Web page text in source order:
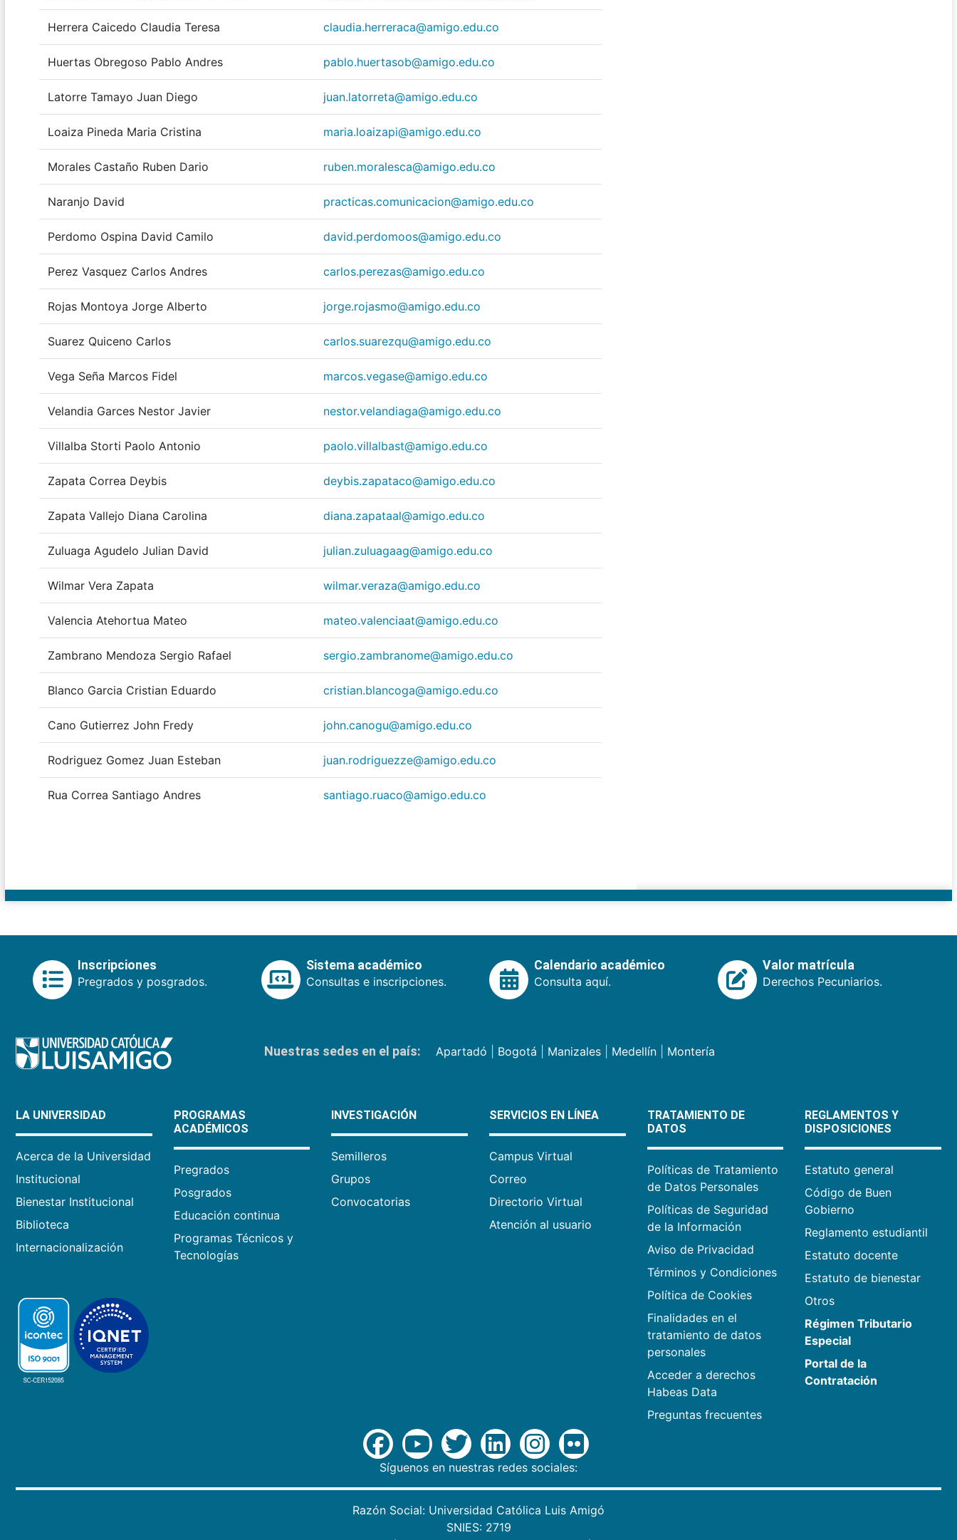
Herrera Caicedo Claudia Teresa claudia.herreraca@amigo.edu.co
Huertas Obregoso Pablo Andres pablo.huertasob@amigo.edu.co
Latorre Tamayo Juan Diego juan.latorreta@amigo.edu.co
Loaiza Pineda Maria Cristina maria.loaizapi@amigo.edu.co
Morales Castaño Ruben Dario ruben.moralesca@amigo.edu.co
Naranjo David practicas.comunicacion@amigo.edu.co
Perdomo Ospina David Camilo david.perdomoos@amigo.edu.co
Perez Vasquez Carlos Andres carlos.perezas@amigo.edu.co
Rojas Montoya Jorge Alberto jorge.rojasmo@amigo.edu.co
Suarez Quiceno Carlos carlos.suarezqu@amigo.edu.co
Vega Seña Marcos Fidel marcos.vegase@amigo.edu.co
Velandia Garces Nestor Javier nestor.velandiaga@amigo.edu.co
Villalba Storti Paolo Antonio paolo.villalbast@amigo.edu.co
Zapata Correa Deybis deybis.zapataco@amigo.edu.co
Zapata Vallejo Diana Carolina diana.zapataal@amigo.edu.co
Zuluaga Agudelo Julian David julian.zuluagaag@amigo.edu.co
Wilmar Vera Zapata wilmar.veraza@amigo.edu.co
Valencia Atehortua Mateo mateo.valenciaat@amigo.edu.co
Zambrano Mendoza Sergio Rafael sergio.zambranome@amigo.edu.co
Blanco Garcia Cristian Eduardo cristian.blancoga@amigo.edu.co
Cano Gutierrez John Fredy john.canogu@amigo.edu.co
Rodriguez Gomez Juan Esteban juan.rodriguezze@amigo.edu.co
Rua Correa Santiago Andres santiago.ruaco@amigo.edu.co
Inscripciones
Pregrados y posgrados.
Sistema académico
Consultas e inscripciones.
Calendario académico
Consulta aquí.
Valor matrícula
Derechos Pecuniarios.
Nuestras sedes en el país: Apartadó Bogotá Manizales| Medellín| Montería
LA UNIVERSIDAD
Acerca de la Universidad
Institucional
Bienestar Institucional
Biblioteca
Internacionalización
PROGRAMAS
ACADÉMICOS
Pregrados
Posgrados
Educación continua
Programas Técnicos y
Tecnologías
INVESTIGACIÓN
Semilleros
Grupos
Convocatorias
SERVICIOS EN LÍNEA
Campus Virtual
Correo
Directorio Virtual
Atención al usuario
TRATAMIENTO DE
DATOS
Políticas de Tratamiento
de Datos Personales
Políticas de Seguridad
de la Información
Aviso de Privacidad
Términos y Condiciones
Política de Cookies
Finalidades en el
tratamiento de datos
personales
Acceder a derechos
Habeas Data
Preguntas frecuentes
REGLAMENTOS Y
DISPOSICIONES
Estatuto general
Código de Buen
Gobierno
Reglamento estudiantil
Estatuto docente
Estatuto de bienestar
Otros
Régimen Tributario
Especial
Portal de la
Contratación
Síguenos en nuestras redes sociales:
Razón Social: Universidad Católica Luis Amigó
SNIES: 2719